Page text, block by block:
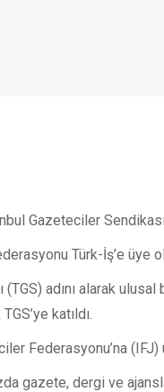
Gazeteciler
Türk-İş’e üye
(TGS) adını alarak
katıldı.
Federasyonu’na (IFJ)
gazete, dergi ve